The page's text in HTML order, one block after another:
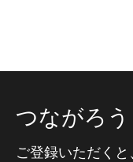
つながろう
ご登録いただく